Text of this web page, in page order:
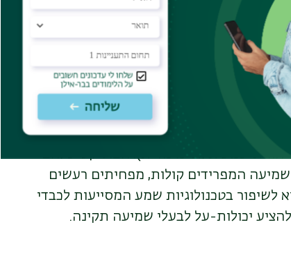
עוצמתי ויעיל. פריצת דרך זו עשויה לגלות
באנרגיה,
פעולה עם פרופ’ טימו גרקמן מאוניברסיטת
- שכבר חוללו מהפכה בניתוח טקסטים
שמיעה המפרידים קולות, מפחיתים רעשים
בטכנולוגיות שמע המסייעות לכבדי
יכולות-על לבעלי שמיעה תקינה.